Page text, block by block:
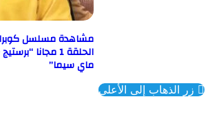
مشاهدة مسلسل كوبرا
الحلقة 1 مجانا “برستيج +
ماي سيما”
إلى الأعلى